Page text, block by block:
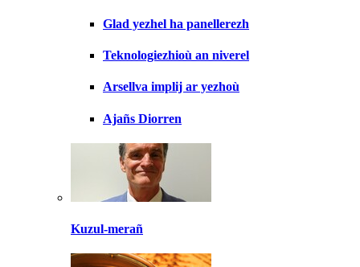
Glad yezhel ha panellerezh
Teknologiezhioù an niverel
Arsellva implij ar yezhoù
Ajañs Diorren
Kuzul-merañ